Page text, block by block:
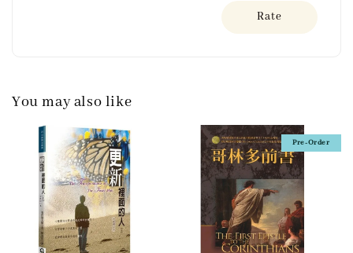
Rate
You may also like
Pre-Order